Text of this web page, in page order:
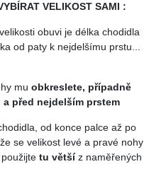
VELIKOST SAMI :
obuvi je délka chodidla
od paty k nejdelšímu prstu...
mu obkreslete, případně
před nejdelším prstem
od konce palce až po
se velikost levé a pravé nohy
tu většíz naměřených